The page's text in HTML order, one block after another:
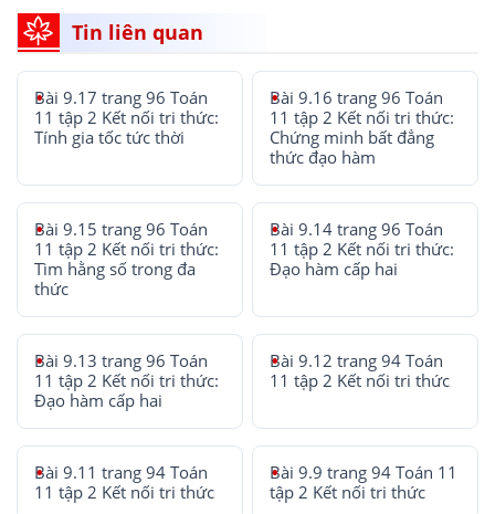
Tin liên quan
Bài 9.17 trang 96 Toán
11 tập 2 Kết nối tri thức:
Tính gia tốc tức thời
Bài 9.16 trang 96 Toán
11 tập 2 Kết nối tri thức:
Chứng minh bất đẳng
thức đạo hàm
Bài 9.15 trang 96 Toán
11 tập 2 Kết nối tri thức:
Tìm hằng số trong đa
thức
Bài 9.14 trang 96 Toán
11 tập 2 Kết nối tri thức:
Đạo hàm cấp hai
Bài 9.13 trang 96 Toán
11 tập 2 Kết nối tri thức:
Đạo hàm cấp hai
Bài 9.12 trang 94 Toán
11 tập 2 Kết nối tri thức
Bài 9.11 trang 94 Toán
11 tập 2 Kết nối tri thức
Bài 9.9 trang 94 Toán 11
tập 2 Kết nối tri thức